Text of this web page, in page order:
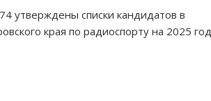
утверждены списки кандидатов в
края по радиоспорту на 2025 год